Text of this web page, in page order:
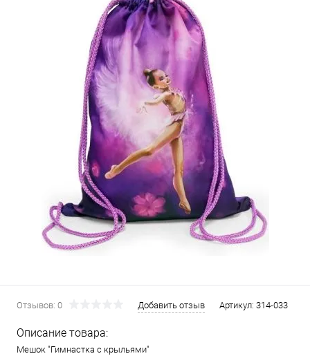
Отзывов: 0 Добавить отзыв Артикул: 314-033
Описание товара:
Мешок "Гимнастка с крыльями"